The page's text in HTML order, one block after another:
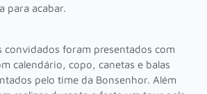
para acabar.
convidados foram presentados com
calendário, copo, canetas e balas
pelo time da Bonsenhor. Além